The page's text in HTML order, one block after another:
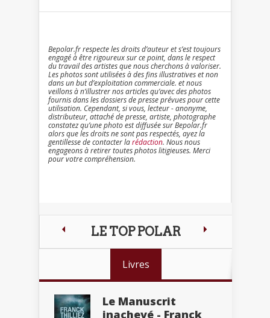
Bepolar.fr respecte les droits d’auteur et s’est toujours
engagé à être rigoureux sur ce point, dans le respect
du travail des artistes que nous cherchons à valoriser.
Les photos sont utilisées à des fins illustratives et non
dans un but d’exploitation commerciale. et nous
veillons à n’illustrer nos articles qu’avec des photos
fournis dans les dossiers de presse prévues pour cette
utilisation. Cependant, si vous, lecteur - anonyme,
distributeur, attaché de presse, artiste, photographe
constatez qu’une photo est diffusée sur Bepolar.fr
alors que les droits ne sont pas respectés, ayez la
gentillesse de contacter larédaction. Nous nous
engageons à retirer toutes photos litigieuses. Merci
pour votre compréhension.
LE TOP POLAR
Livres
Le Manuscrit
inachevé - Franck